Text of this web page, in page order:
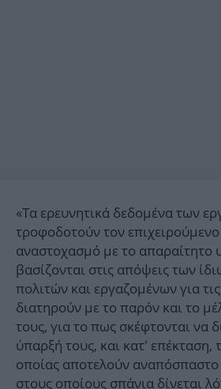
«Τα ερευνητικά δεδομένα των
τροφοδοτούν τον επιχειρούμενο
αναστοχασμό με το απαραίτητο
βασίζονται στις απόψεις των
πολιτών και εργαζομένων για
διατηρούν με το παρόν και το
τους, για το πως σκέφτονται να
ύπαρξή τους, και κατ’ επέκταση,
οποίας αποτελούν
στους οποίους σπάνια δίνεται